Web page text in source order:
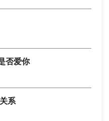
否爱你
系